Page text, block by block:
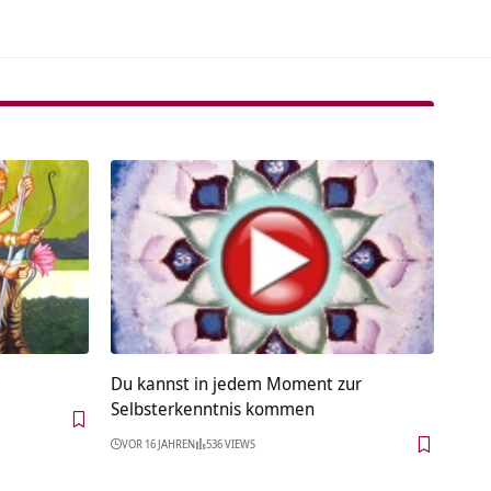
Du kannst in jedem Moment zur
Selbsterkenntnis kommen
VOR 16 JAHREN 536 VIEWS